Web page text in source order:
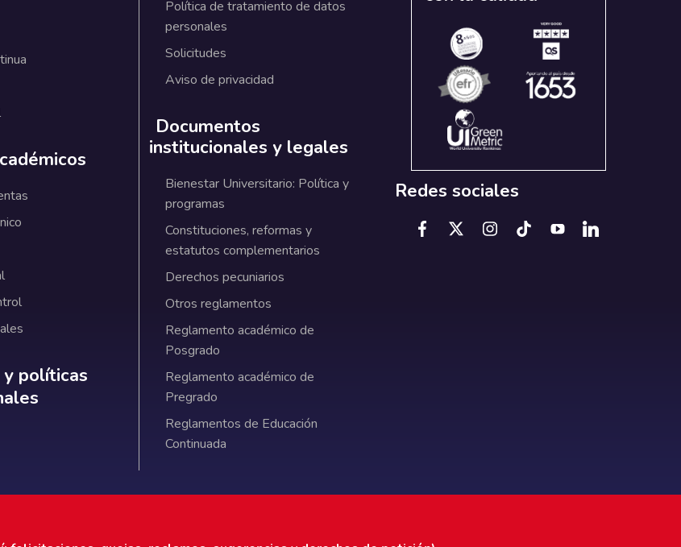
y políticas institucionales
políticas
Política de tratamiento de datos
personales
Solicitudes
Aviso de privacidad
Documentos
institucionales y legales
Bienestar Universitario: Política y
programas
Constituciones, reformas y
estatutos complementarios
Derechos pecuniarios
Otros reglamentos
Reglamento académico de
Posgrado
Reglamento académico de
Pregrado
Reglamentos de Educación
Continuada
Redes sociales